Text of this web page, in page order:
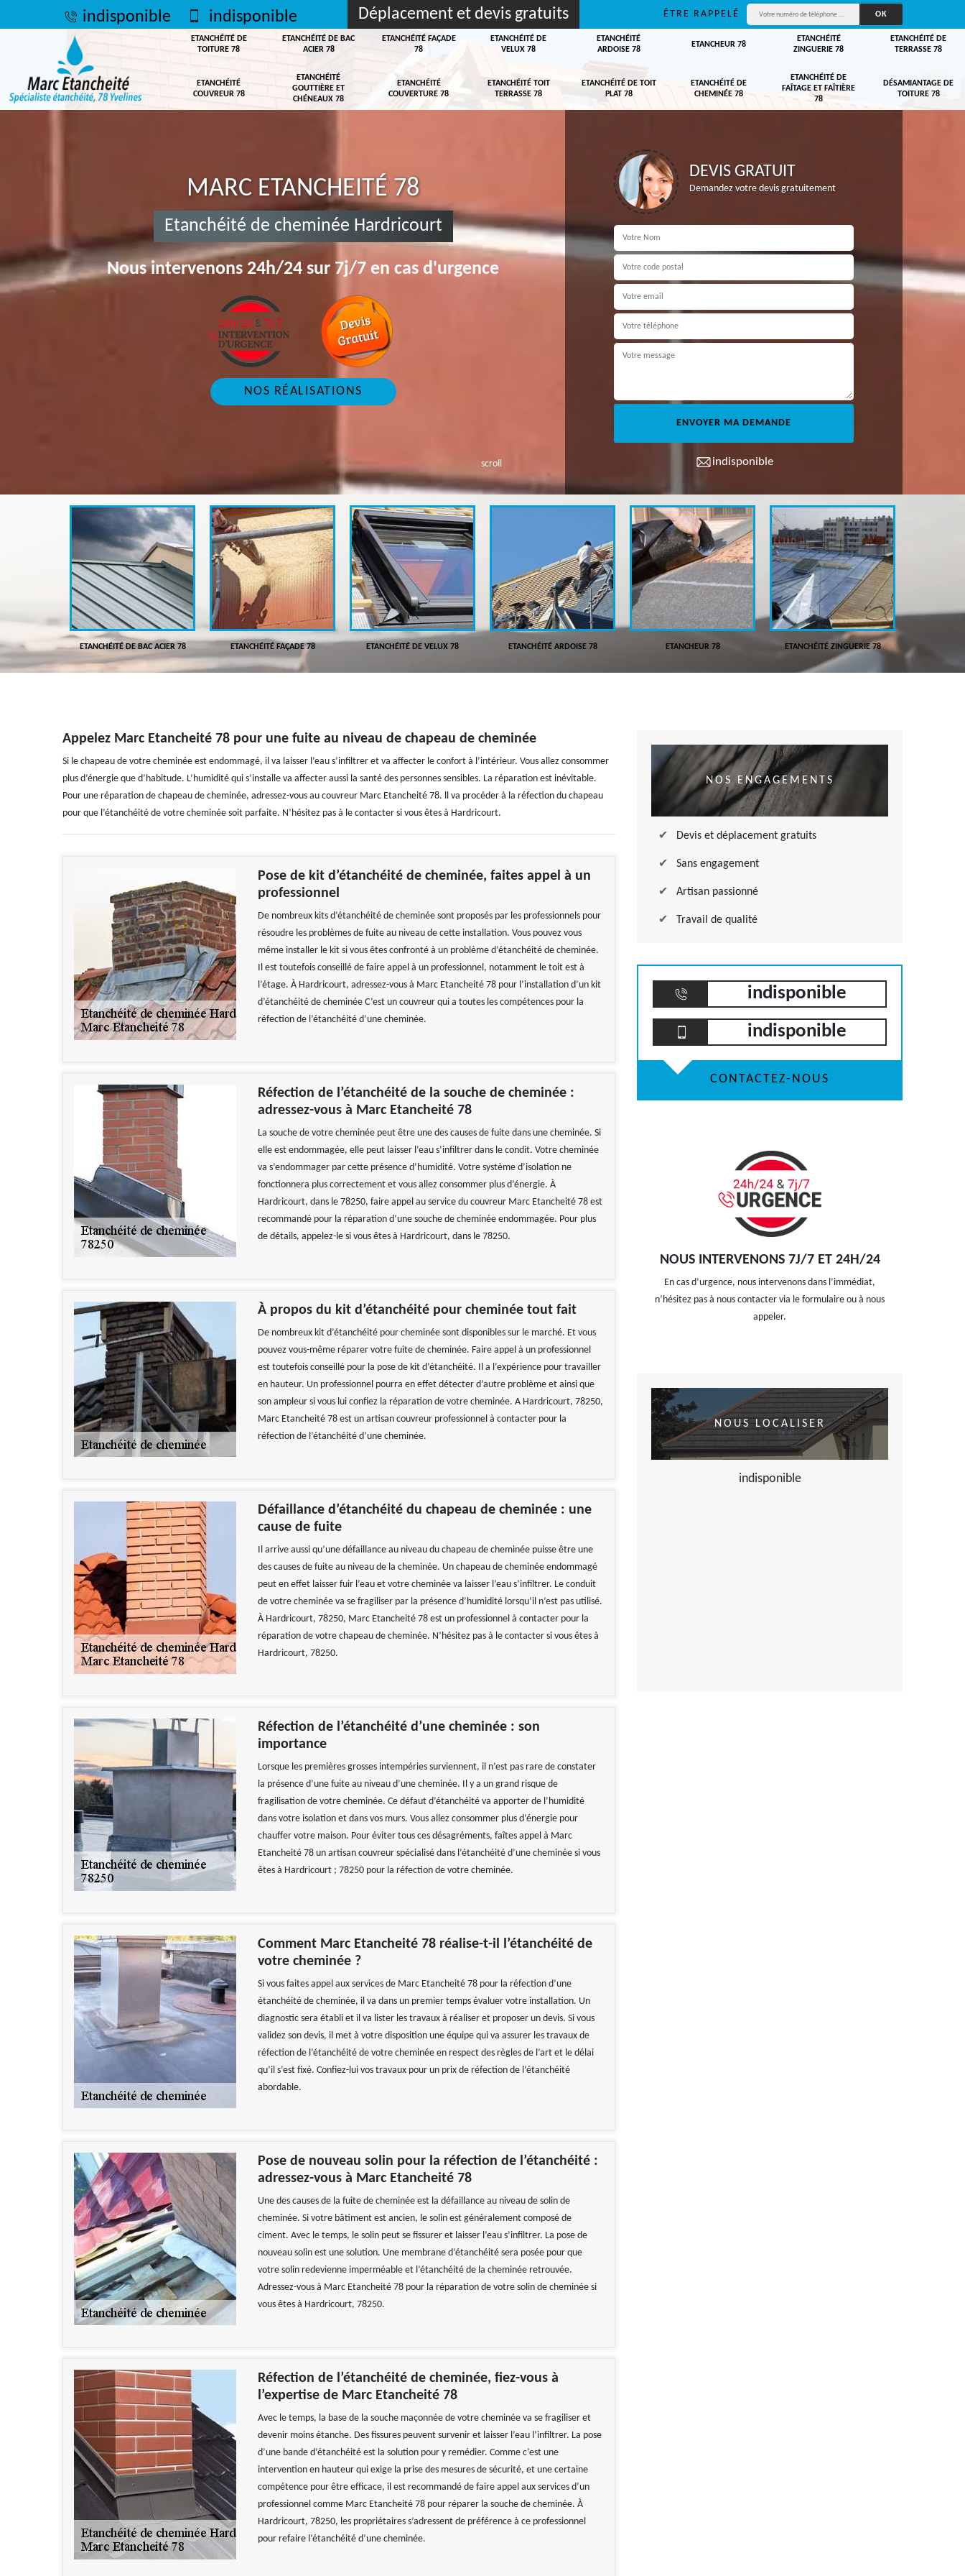
indisponible indisponible Déplacement et devis gratuits ÊTRE RAPPELÉ
ETANCHÉITÉ DE
TOITURE 78
ETANCHÉITÉ DE BAC
ACIER 78
ETANCHÉITÉ FAÇADE
78
ETANCHÉITÉ DE
VELUX 78
ETANCHÉITÉ
ARDOISE 78
ETANCHEUR 78
ETANCHÉITÉ
ZINGUERIE 78
ETANCHÉITÉ DE
TERRASSE 78
ETANCHÉITÉ
COUVREUR 78
ETANCHÉITÉ
GOUTTIÈRE ET
CHÉNEAUX 78
ETANCHÉITÉ
COUVERTURE 78
ETANCHÉITÉ TOIT
TERRASSE 78
ETANCHÉITÉ DE TOIT
PLAT 78
ETANCHÉITÉ DE
CHEMINÉE 78
ETANCHÉITÉ DE
FAÎTAGE ET FAÎTIÈRE
78
DÉSAMIANTAGE DE
TOITURE 78
scroll
MARC ETANCHEITÉ 78
Etanchéité de cheminée Hardricourt
Nous intervenons 24h/24 sur 7j/7 en cas d'urgence
NOS RÉALISATIONS
DEVIS GRATUIT
Demandez votre devis gratuitement
indisponible
78 ETANCHÉITÉ DE BAC ACIER 78 ETANCHÉITÉ FAÇADE 78 ETANCHÉITÉ DE VELUX 78 ETANCHÉITÉ ARDOISE 78 ETANCHEUR 78 ETANCHÉITÉ ZINGUERIE 78
Appelez Marc Etancheité 78 pour une fuite au niveau de chapeau de cheminée
Si le chapeau de votre cheminée est endommagé, il va laisser l’eau s’infiltrer et va affecter le confort à l’intérieur. Vous allez consommer
plus d’énergie que d’habitude. L’humidité qui s’installe va affecter aussi la santé des personnes sensibles. La réparation est inévitable.
Pour une réparation de chapeau de cheminée, adressez-vous au couvreur Marc Etancheité 78. ll va procéder à la réfection du chapeau
pour que l’étanchéité de votre cheminée soit parfaite. N’hésitez pas à le contacter si vous êtes à Hardricourt.
Pose de kit d’étanchéité de cheminée, faites appel à un
professionnel
De nombreux kits d’étanchéité de cheminée sont proposés par les professionnels pour
résoudre les problèmes de fuite au niveau de cette installation. Vous pouvez vous
même installer le kit si vous êtes confronté à un problème d’étanchéité de cheminée.
Il est toutefois conseillé de faire appel à un professionnel, notamment le toit est à
l’étage. À Hardricourt, adressez-vous à Marc Etancheité 78 pour l’installation d’un kit
d’étanchéité de cheminée C’est un couvreur qui a toutes les compétences pour la
réfection de l’étanchéité d’une cheminée.
Réfection de l’étanchéité de la souche de cheminée :
adressez-vous à Marc Etancheité 78
La souche de votre cheminée peut être une des causes de fuite dans une cheminée. Si
elle est endommagée, elle peut laisser l’eau s’infiltrer dans le condit. Votre cheminée
va s’endommager par cette présence d’humidité. Votre système d’isolation ne
fonctionnera plus correctement et vous allez consommer plus d’énergie. À
Hardricourt, dans le 78250, faire appel au service du couvreur Marc Etancheité 78 est
recommandé pour la réparation d’une souche de cheminée endommagée. Pour plus
de détails, appelez-le si vous êtes à Hardricourt, dans le 78250.
À propos du kit d’étanchéité pour cheminée tout fait
De nombreux kit d’étanchéité pour cheminée sont disponibles sur le marché. Et vous
pouvez vous-même réparer votre fuite de cheminée. Faire appel à un professionnel
est toutefois conseillé pour la pose de kit d’étanchéité. Il a l’expérience pour travailler
en hauteur. Un professionnel pourra en effet détecter d’autre problème et ainsi que
son ampleur si vous lui confiez la réparation de votre cheminée. A Hardricourt, 78250,
Marc Etancheité 78 est un artisan couvreur professionnel à contacter pour la
réfection de l’étanchéité d’une cheminée.
Défaillance d’étanchéité du chapeau de cheminée : une
cause de fuite
Il arrive aussi qu’une défaillance au niveau du chapeau de cheminée puisse être une
des causes de fuite au niveau de la cheminée. Un chapeau de cheminée endommagé
peut en effet laisser fuir l’eau et votre cheminée va laisser l’eau s’infiltrer. Le conduit
de votre cheminée va se fragiliser par la présence d’humidité lorsqu’il n’est pas utilisé.
À Hardricourt, 78250, Marc Etancheité 78 est un professionnel à contacter pour la
réparation de votre chapeau de cheminée. N’hésitez pas à le contacter si vous êtes à
Hardricourt, 78250.
Réfection de l’étanchéité d’une cheminée : son
importance
Lorsque les premières grosses intempéries surviennent, il n’est pas rare de constater
la présence d’une fuite au niveau d’une cheminée. Il y a un grand risque de
fragilisation de votre cheminée. Ce défaut d’étanchéité va apporter de l’humidité
dans votre isolation et dans vos murs. Vous allez consommer plus d’énergie pour
chauffer votre maison. Pour éviter tous ces désagréments, faîtes appel à Marc
Etancheité 78 un artisan couvreur spécialisé dans l’étanchéité d’une cheminée si vous
êtes à Hardricourt ; 78250 pour la réfection de votre cheminée.
Comment Marc Etancheité 78 réalise-t-il l’étanchéité de
votre cheminée ?
Si vous faites appel aux services de Marc Etancheité 78 pour la réfection d’une
étanchéité de cheminée, il va dans un premier temps évaluer votre installation. Un
diagnostic sera établi et il va lister les travaux à réaliser et proposer un devis. Si vous
validez son devis, il met à votre disposition une équipe qui va assurer les travaux de
réfection de l’étanchéité de votre cheminée en respect des règles de l’art et le délai
qu’il s’est fixé. Confiez-lui vos travaux pour un prix de réfection de l’étanchéité
abordable.
Pose de nouveau solin pour la réfection de l’étanchéité :
adressez-vous à Marc Etancheité 78
Une des causes de la fuite de cheminée est la défaillance au niveau de solin de
cheminée. Si votre bâtiment est ancien, le solin est généralement composé de
ciment. Avec le temps, le solin peut se fissurer et laisser l’eau s’infiltrer. La pose de
nouveau solin est une solution. Une membrane d’étanchéité sera posée pour que
votre solin redevienne imperméable et l’étanchéité de la cheminée retrouvée.
Adressez-vous à Marc Etancheité 78 pour la réparation de votre solin de cheminée si
vous êtes à Hardricourt, 78250.
Réfection de l’étanchéité de cheminée, fiez-vous à
l’expertise de Marc Etancheité 78
Avec le temps, la base de la souche maçonnée de votre cheminée va se fragiliser et
devenir moins étanche. Des fissures peuvent survenir et laisser l’eau l’infiltrer. La pose
d’une bande d’étanchéité est la solution pour y remédier. Comme c’est une
intervention en hauteur qui exige la prise des mesures de sécurité, et une certaine
compétence pour être efficace, il est recommandé de faire appel aux services d’un
professionnel comme Marc Etancheité 78 pour réparer la souche de cheminée. À
Hardricourt, 78250, les propriétaires s’adressent de préférence à ce professionnel
pour refaire l’étanchéité d’une cheminée.
NOS ENGAGEMENTS
Devis et déplacement gratuits
Sans engagement
Artisan passionné
Travail de qualité
indisponible
indisponible
CONTACTEZ-NOUS
NOUS INTERVENONS 7J/7 ET 24H/24
En cas d’urgence, nous intervenons dans l’immédiat,
n’hésitez pas à nous contacter via le formulaire ou à nous
appeler.
NOUS LOCALISER
indisponible